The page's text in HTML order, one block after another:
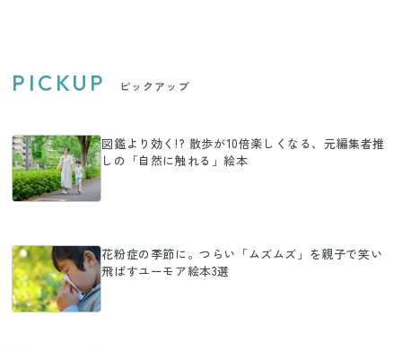
PICKUP ピックアップ
図鑑より効く!? 散歩が10倍楽しくなる、元編集者推
しの「自然に触れる」絵本
花粉症の季節に。つらい「ムズムズ」を親子で笑い
飛ばすユーモア絵本3選